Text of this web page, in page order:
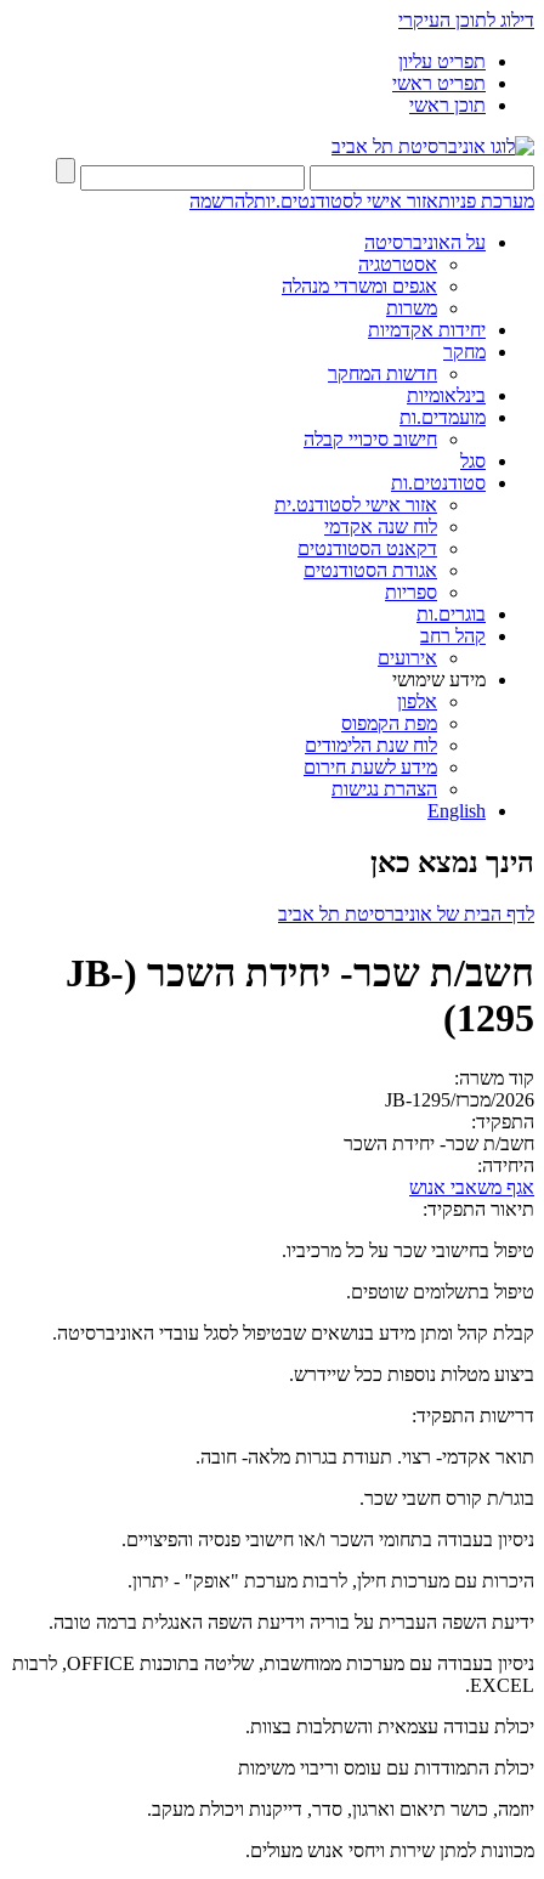
דילוג לתוכן העיקרי
תפריט עליון
תפריט ראשי
תוכן ראשי
מערכת פניותאזור אישי לסטודנטים.יותלהרשמה
על האוניברסיטה
אסטרטגיה
אגפים ומשרדי מנהלה
משרות
יחידות אקדמיות
מחקר
חדשות המחקר
בינלאומיות
מועמדים.ות
חישוב סיכויי קבלה
סגל
סטודנטים.ות
אזור אישי לסטודנט.ית
לוח שנה אקדמי
דקאנט הסטודנטים
אגודת הסטודנטים
ספריות
בוגרים.ות
קהל רחב
אירועים
מידע שימושי
אלפון
מפת הקמפוס
לוח שנת הלימודים
מידע לשעת חירום
הצהרת נגישות
English
הינך נמצא כאן
לדף הבית של אוניברסיטת תל אביב
חשב/ת שכר- יחידת השכר (JB-
1295)
קוד משרה:
2026/מכרז/JB-1295
התפקיד:
חשב/ת שכר- יחידת השכר
היחידה:
אגף משאבי אנוש
תיאור התפקיד:
טיפול בחישובי שכר על כל מרכיביו.
טיפול בתשלומים שוטפים.
קבלת קהל ומתן מידע בנושאים שבטיפול לסגל עובדי האוניברסיטה.
ביצוע מטלות נוספות ככל שיידרש.
דרישות התפקיד:
תואר אקדמי- רצוי. תעודת בגרות מלאה- חובה.
בוגר/ת קורס חשבי שכר.
ניסיון בעבודה בתחומי השכר ו/או חישובי פנסיה והפיצויים.
היכרות עם מערכות חילן, לרבות מערכת "אופק" - יתרון.
ידיעת השפה העברית על בוריה וידיעת השפה האנגלית ברמה טובה.
ניסיון בעבודה עם מערכות ממוחשבות, שליטה בתוכנות OFFICE, לרבות
EXCEL.
יכולת עבודה עצמאית והשתלבות בצוות.
יכולת התמודדות עם עומס וריבוי משימות
יוזמה, כושר תיאום וארגון, סדר, דייקנות ויכולת מעקב.
מכוונות למתן שירות ויחסי אנוש מעולים.